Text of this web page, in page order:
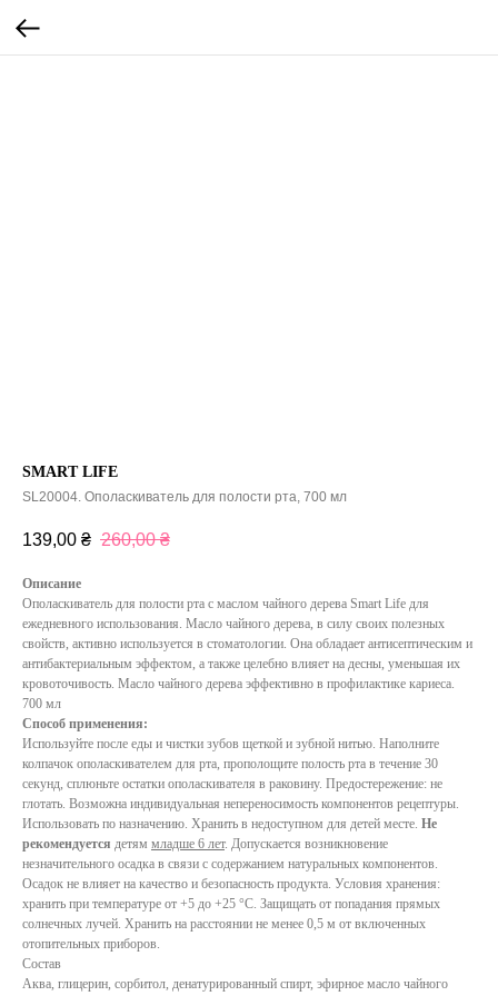
SMART LIFE
SL20004. Ополаскиватель для полости рта, 700 мл
139,00 ₴ 260,00 ₴
Описание
Ополаскиватель для полости рта с маслом чайного дерева Smart Life для
ежедневного использования. Масло чайного дерева, в силу своих полезных
свойств, активно используется в стоматологии. Она обладает антисептическим и
антибактериальным эффектом, а также целебно влияет на десны, уменьшая их
кровоточивость. Масло чайного дерева эффективно в профилактике кариеса.
700 мл
Способ применения:
Используйте после еды и чистки зубов щеткой и зубной нитью. Наполните
колпачок ополаскивателем для рта, прополощите полость рта в течение 30
секунд, сплюньте остатки ополаскивателя в раковину. Предостережение: не
глотать. Возможна индивидуальная непереносимость компонентов рецептуры.
Использовать по назначению. Хранить в недоступном для детей месте. Не
рекомендуется детям младше 6 лет. Допускается возникновение
незначительного осадка в связи с содержанием натуральных компонентов.
Осадок не влияет на качество и безопасность продукта. Условия хранения:
хранить при температуре от +5 до +25 °С. Защищать от попадания прямых
солнечных лучей. Хранить на расстоянии не менее 0,5 м от включенных
отопительных приборов.
Состав
Аква, глицерин, сорбитол, денатурированный спирт, эфирное масло чайного